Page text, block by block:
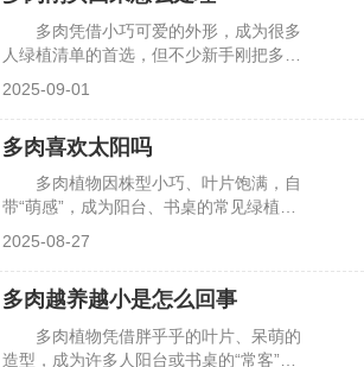
多肉凭借小巧可爱的外形，成为很多
人绿植清单的首选，但不少新手刚把多肉
错导致的。多肉从大棚到家庭，环境变化
大，正确的开箱处理和缓苗养护，是让它
存活的关键，下面就详细说清每一步该怎
么做。
2025-09-01
多肉喜欢太阳吗
多肉植物因株型小巧、叶片饱满，自
带“萌感”，成为阳台、书桌的常见绿植。
但很多新手养护时会困惑：多肉到底喜不
有的却被晒得枯萎，其实这与多肉的原生
环境、品种特性密切相关，并非所有多肉
对阳光的需求都完全相同。
2025-08-27
多肉越养越小是怎么回事
多肉植物凭借胖乎乎的叶片、呆萌的
造型，成为许多人阳台或书桌的“常客”。